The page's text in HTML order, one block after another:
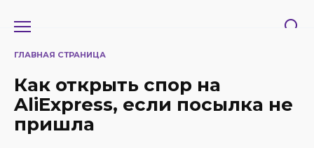
ГЛАВНАЯ СТРАНИЦА
Как открыть спор на
AliExpress, если посылка не
пришла